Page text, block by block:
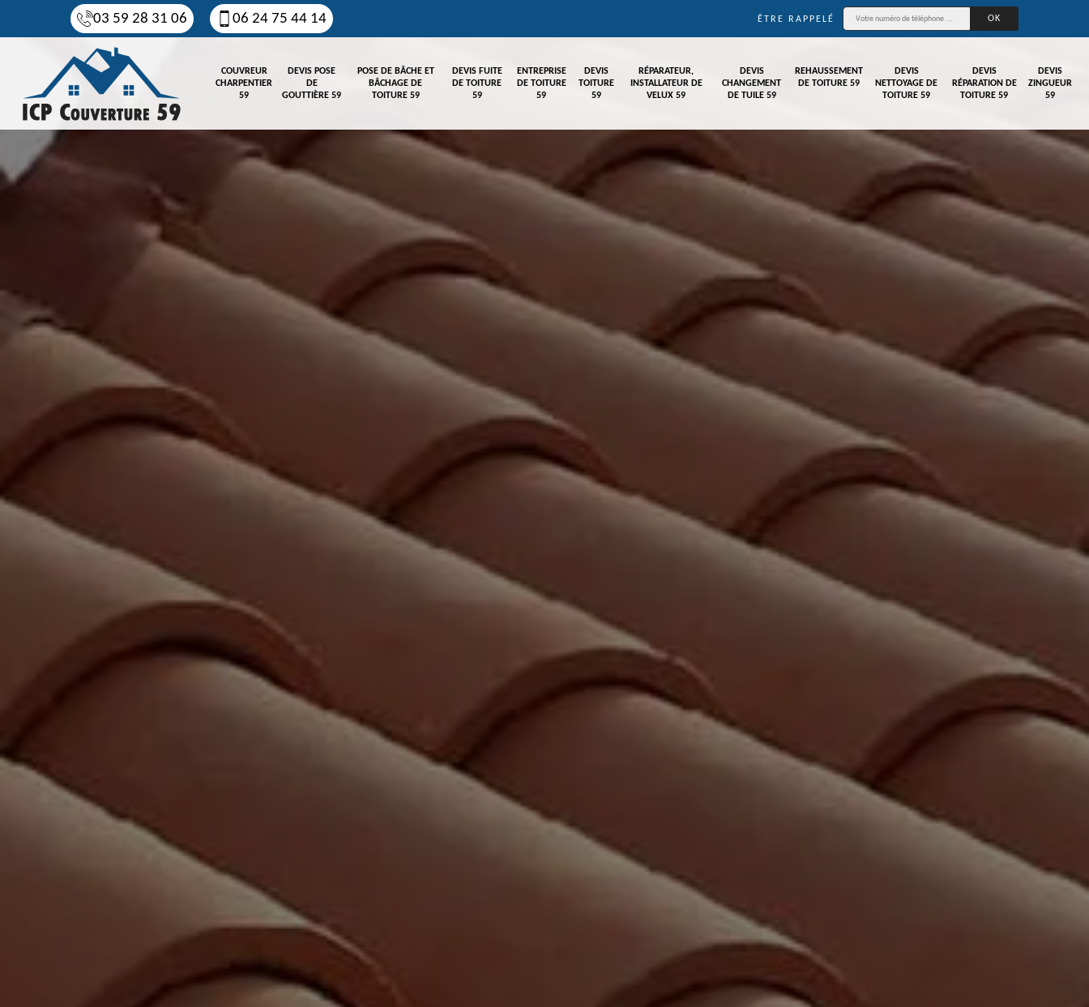
03 59 28 31 06 06 24 75 44 14 ÊTRE RAPPELÉ
COUVREUR
CHARPENTIER
59
DEVIS POSE
DE
GOUTTIÈRE 59
POSE DE BÂCHE ET
BÂCHAGE DE
TOITURE 59
DEVIS FUITE
DE TOITURE
59
ENTREPRISE
DE TOITURE
59
DEVIS
TOITURE
59
RÉPARATEUR,
INSTALLATEUR DE
VELUX 59
DEVIS
CHANGEMENT
DE TUILE 59
REHAUSSEMENT
DE TOITURE 59
DEVIS
NETTOYAGE DE
TOITURE 59
DEVIS
RÉPARATION DE
TOITURE 59
DEVIS
ZINGUEUR
59